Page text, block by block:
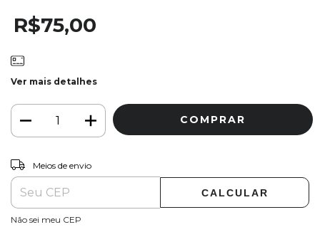
R$75,00
Ver mais detalhes
Entregas para o CEP:
Meios de envio
CALCULAR
Não sei meu CEP